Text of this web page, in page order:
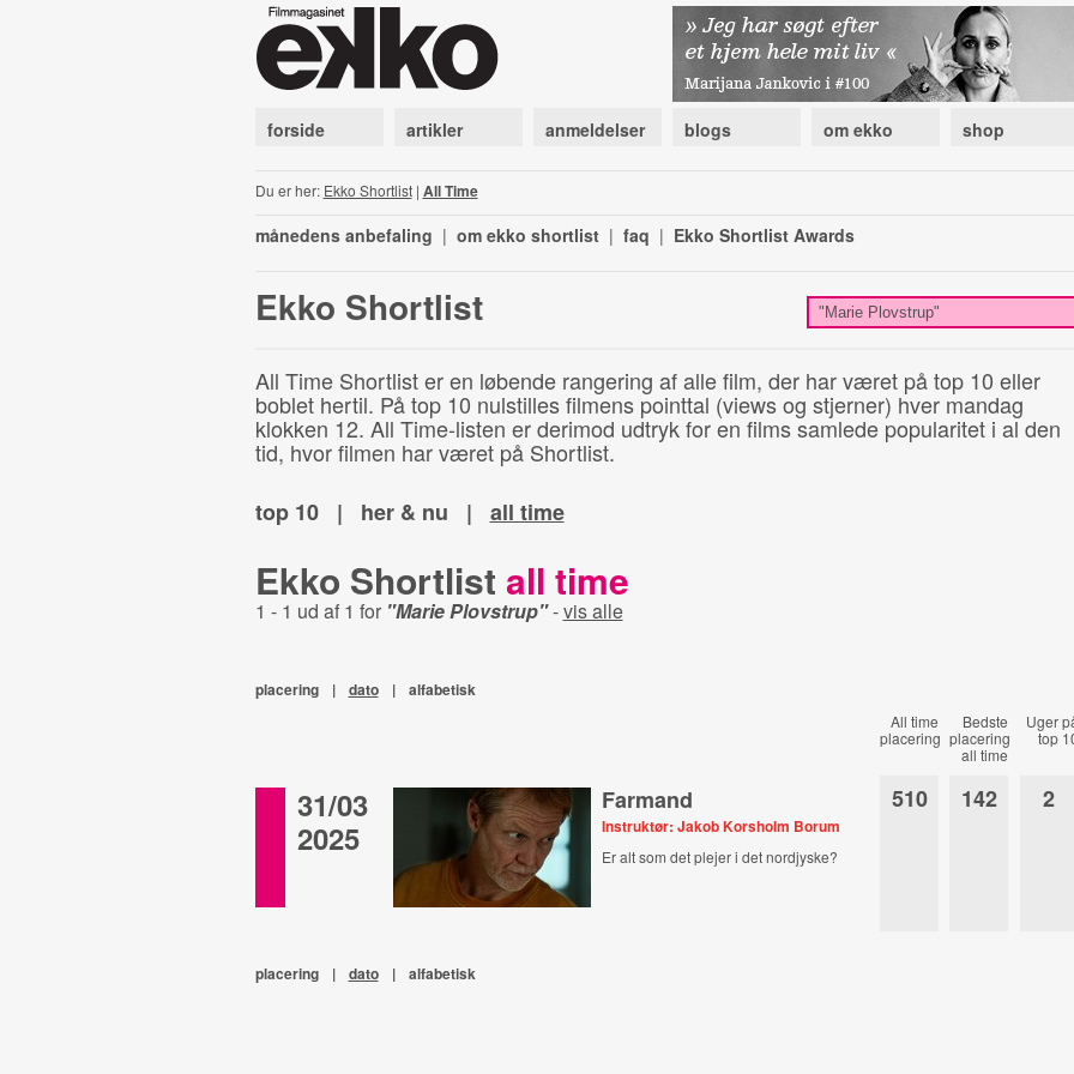
forside artikler anmeldelser blogs om ekko shop
Du er her: Ekko Shortlist| All Time
månedens anbefaling | om ekko shortlist | faq | Ekko Shortlist Awards
Ekko Shortlist
All Time Shortlist er en løbende rangering af alle film, der har været på top 10 eller
boblet hertil. På top 10 nulstilles filmens pointtal (views og stjerner) hver mandag
klokken 12. All Time-listen er derimod udtryk for en films samlede popularitet i al den
tid, hvor filmen har været på Shortlist.
top 10
| her & nu | all time
Ekko Shortlist all time
1 - 1 ud af 1 for "Marie Plovstrup"-vis alle
placering | dato | alfabetisk
All time
placering
Bedste
placering
all time
Uger
top
31/03
2025
Farmand
Instruktør: Jakob Korsholm Borum
Er alt som det plejer i det nordjyske?
510 142 2
placering | dato | alfabetisk